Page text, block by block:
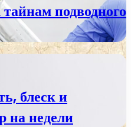
подводного
блеск и
на недели